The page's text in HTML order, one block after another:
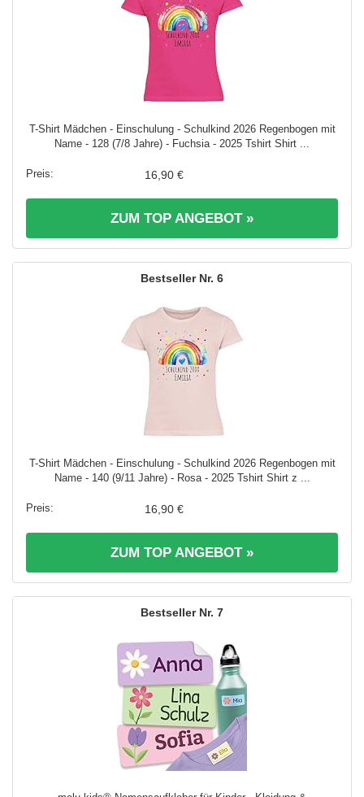
T-Shirt Mädchen - Einschulung - Schulkind 2026 Regenbogen mit
Name - 128 (7/8 Jahre) - Fuchsia - 2025 Tshirt Shirt ...
16,90 €
ZUM TOP ANGEBOT »
6
T-Shirt Mädchen - Einschulung - Schulkind 2026 Regenbogen mit
Name - 140 (9/11 Jahre) - Rosa - 2025 Tshirt Shirt z ...
16,90 €
ZUM TOP ANGEBOT »
7